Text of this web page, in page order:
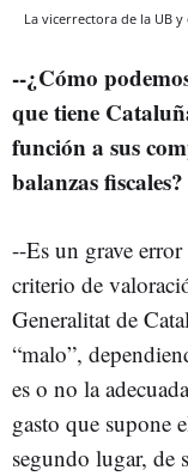
La vicerrectora de la UB
--¿Cómo
que tiene
función a sus
balanzas fiscales?
--Es un grave
criterio de
Generalitat de
“malo”,
es o no la
gasto que supone
segundo lugar, de